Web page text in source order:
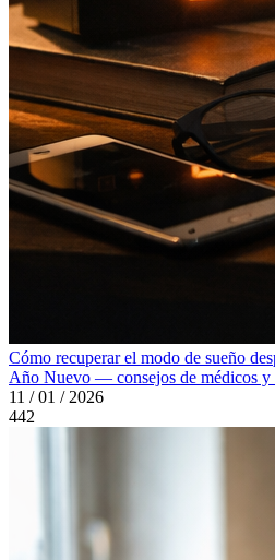
Cómo recuperar el modo de sueño
Año Nuevo — consejos de médicos y
11 / 01 / 2026
442